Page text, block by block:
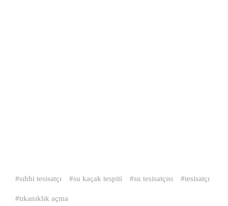
sıhhi tesisatçı su kaçak tespiti su tesisatçısı tesisatçı
tıkanıklık açma